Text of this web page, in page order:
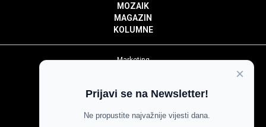
MOZAIK
MAGAZIN
KOLUMNE
Marketing
Impressum
Pravila komentiranja
×
Prijavi se na Newsletter!
Ne propustite najvažnije vijesti dana.